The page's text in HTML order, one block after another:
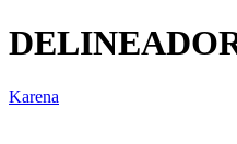
Karena